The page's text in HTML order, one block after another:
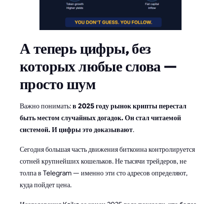
А теперь цифры, без
которых любые слова —
просто шум
Важно понимать:в 2025 году рынок крипты перестал
быть местом случайных догадок. Он стал читаемой
системой. И цифры это доказывают.
Сегодня большая часть движения биткоина контролируется
сотней крупнейших кошельков. Не тысячи трейдеров, не
толпа в Telegram — именно эти сто адресов определяют,
куда пойдет цена.